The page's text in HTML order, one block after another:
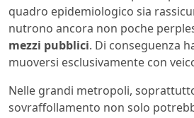
quadro epidemiologico sia
nutrono ancora non poche
mezzi pubblici. Di conseguenza
muoversi esclusivamente con
Nelle grandi metropoli,
sovraffollamento non solo